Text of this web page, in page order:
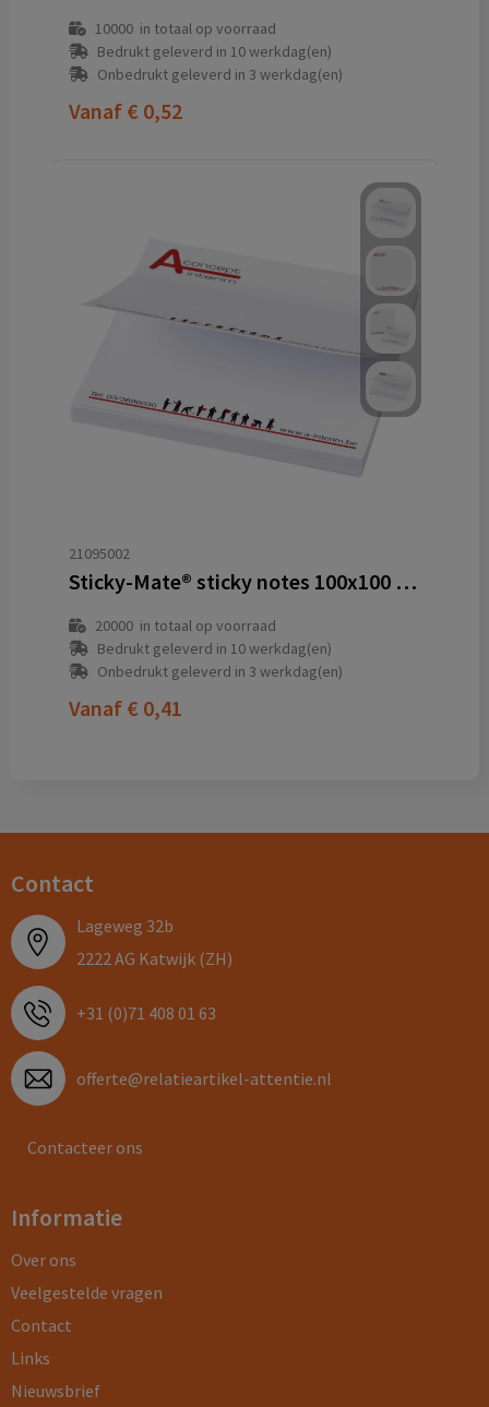
10000in totaal op voorraad
Bedrukt geleverd in 10 werkdag(en)
Onbedrukt geleverd in 3 werkdag(en)
Vanaf € 0,52
21095002
Sticky-Mate® sticky notes 100x100 mm
20000in totaal op voorraad
Bedrukt geleverd in 10 werkdag(en)
Onbedrukt geleverd in 3 werkdag(en)
Vanaf € 0,41
Contact
Lageweg 32b
2222 AG Katwijk (ZH)
+31 (0)71 408 01 63
offerte@relatieartikel-attentie.nl
Contacteer ons
Informatie
Over ons
Veelgestelde vragen
Contact
Links
Nieuwsbrief